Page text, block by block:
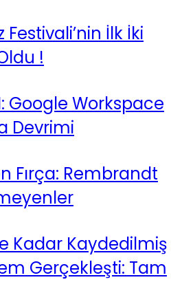
İlk İki
!
Google Workspace
Devrimi
Fırça: Rembrandt
Kadar Kaydedilmiş
Gerçekleşti: Tam